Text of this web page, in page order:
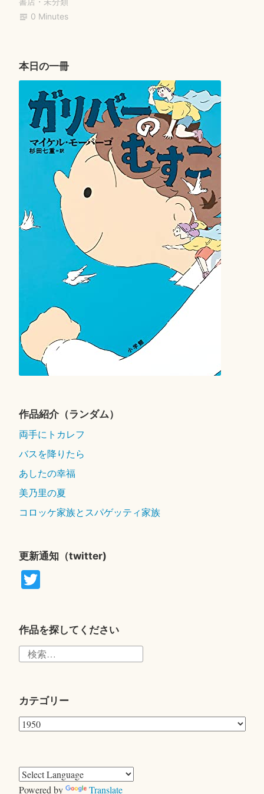
0 Minutes
本日の一冊
作品紹介（ランダム）
両手にトカレフ
バスを降りたら
あしたの幸福
美乃里の夏
コロッケ家族とスパゲッティ家族
更新通知（twitter)
T
r
作品を探してください
カテゴリー
カ
リ
ー
Powered by Translate